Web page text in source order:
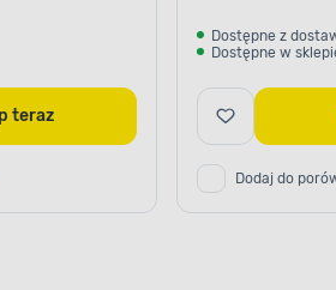
Kup teraz
Dostępne z
Dostępne w
Dodaj do